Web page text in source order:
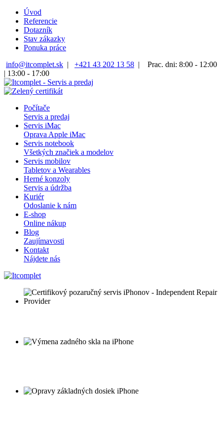
Úvod
Referencie
Dotazník
Stav zákazky
Ponuka práce
info@itcomplet.sk | +421 43 202 13 58 |
Prac. dni: 8:00 - 12:00
| 13:00 - 17:00
Počítače
Servis a predaj
Servis iMac
Oprava Apple iMac
Servis notebook
Všetkých značiek a modelov
Servis mobilov
Tabletov a Wearables
Herné konzoly
Servis a údržba
Kuriér
Odoslanie k nám
E-shop
Online nákup
Blog
Zaujímavosti
Kontakt
Nájdete nás